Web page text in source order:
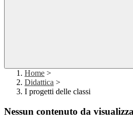
Home >
Didattica >
I progetti delle classi
Nessun contenuto da